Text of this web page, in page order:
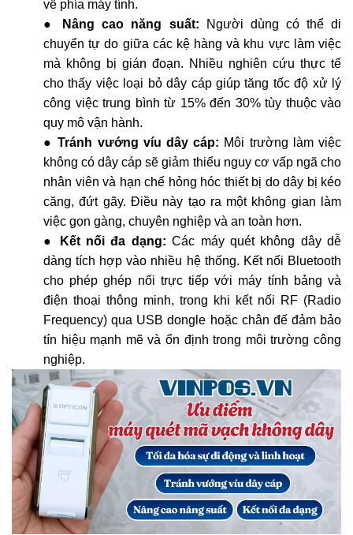
về phía máy tính.
●
Nâng cao năng suất:
Người dùng có thể di
chuyển tự do giữa các kệ hàng và khu vực làm việc
mà không bị gián đoạn. Nhiều nghiên cứu thực tế
cho thấy việc loại bỏ dây cáp giúp tăng tốc độ xử lý
công việc trung bình từ 15% đến 30% tùy thuộc vào
quy mô vận hành.
●Tránh vướng víu dây cáp: Môi trường làm việc
không có dây cáp sẽ giảm thiểu nguy cơ vấp ngã cho
nhân viên và hạn chế hỏng hóc thiết bị do dây bị kéo
căng, đứt gãy. Điều này tạo ra một không gian làm
việc gọn gàng, chuyên nghiệp và an toàn hơn.
●
Kết nối đa dạng:Các máy quét không dây dễ
dàng tích hợp vào nhiều hệ thống. Kết nối Bluetooth
cho phép ghép nối trực tiếp với máy tính bảng và
điện thoại thông minh, trong khi kết nối RF (Radio
Frequency) qua USB dongle hoặc chân đế đảm bảo
tín hiệu mạnh mẽ và ổn định trong môi trường công
nghiệp.